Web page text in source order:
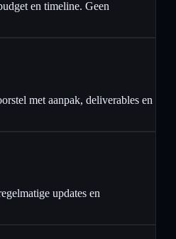
en timeline. Geen
met aanpak, deliverables en
updates en